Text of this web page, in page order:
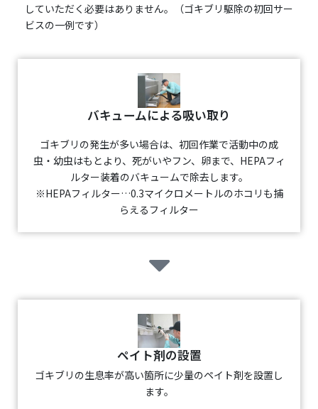
していただく必要はありません。（ゴキブリ駆除の初回サー
ビスの一例です）
バキュームによる吸い取り
ゴキブリの発生が多い場合は、初回作業で活動中の成
虫・幼虫はもとより、死がいやフン、卵まで、HEPAフィ
ルター装着のバキュームで除去します。
※HEPAフィルター…0.3マイクロメートルのホコリも捕
らえるフィルター
ペイト剤の設置
ゴキブリの生息率が高い箇所に少量のペイト剤を設置し
ます。